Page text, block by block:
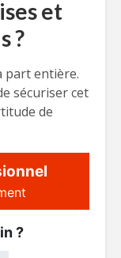
et
?
part entière.
sécuriser cet
de